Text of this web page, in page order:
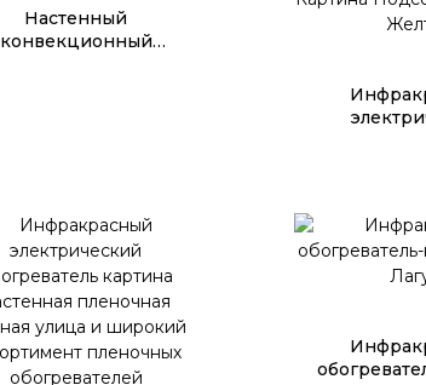
Настенный
конвекционный
комнаты